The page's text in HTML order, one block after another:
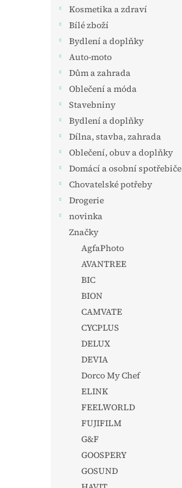
Kosmetika a zdraví
Bílé zboží
Bydlení a doplňky
Auto-moto
Dům a zahrada
Oblečení a móda
Stavebniny
Bydlení a doplňky
Dílna, stavba, zahrada
Oblečení, obuv a doplňky
Domácí a osobní spotřebiče
Chovatelské potřeby
Drogerie
novinka
Značky
AgfaPhoto
AVANTREE
BIC
BION
CAMVATE
CYCPLUS
DELUX
DEVIA
Dorco My Chef
ELINK
FEELWORLD
FUJIFILM
G&F
GOOSPERY
GOSUND